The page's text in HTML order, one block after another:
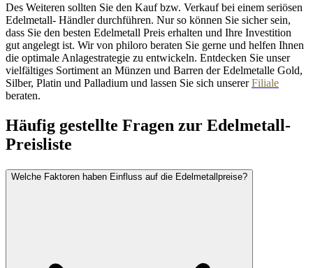
Des Weiteren sollten Sie den Kauf bzw. Verkauf bei einem seriösen
Edelmetall- Händler durchführen. Nur so können Sie sicher sein,
dass Sie den besten Edelmetall Preis erhalten und Ihre Investition
gut angelegt ist. Wir von philoro beraten Sie gerne und helfen Ihnen
die optimale Anlagestrategie zu entwickeln. Entdecken Sie unser
vielfältiges Sortiment an Münzen und Barren der Edelmetalle Gold,
Silber, Platin und Palladium und lassen Sie sich unsererFiliale
beraten.
Häufig gestellte Fragen zur Edelmetall-
Preisliste
Welche Faktoren haben Einfluss auf die Edelmetallpreise?